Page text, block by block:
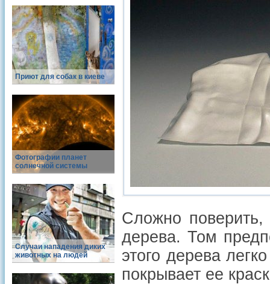
Приют для собак в киеве
Фотографии планет
солнечной системы
Случаи нападения диких
животных на людей
Сложно поверить,
дерева. Том
этого дерева
покрывает ее